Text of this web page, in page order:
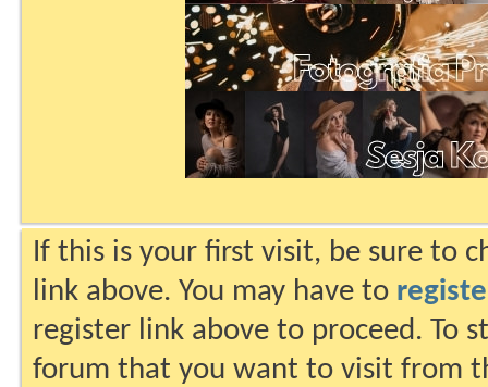
If this is your first visit, be sure to
link above. You may have to
register link above to proceed. To
forum that you want to visit from